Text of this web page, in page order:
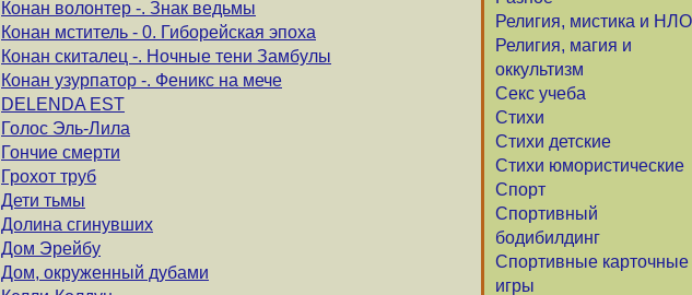
Религия, мистика и НЛО
Религия, магия и
оккультизм
Секс учеба
Стихи
Стихи детские
Стихи юмористические
Спорт
Спортивный
бодибилдинг
Спортивные карточные
игры
Конан волонтер -. Знак ведьмы
Конан мститель - 0. Гиборейская эпоха
Конан скиталец -. Ночные тени Замбулы
Конан узурпатор -. Феникс на мече
DELENDA EST
Голос Эль-Лила
Гончие смерти
Грохот труб
Дети тьмы
Долина сгинувших
Дом Эрейбу
Дом, окруженный дубами